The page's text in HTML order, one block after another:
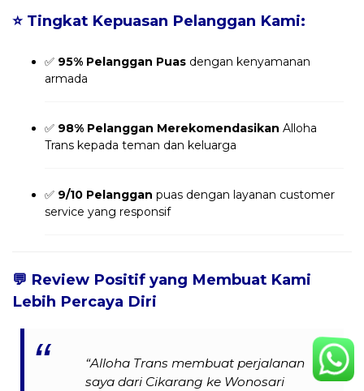
⭐ Tingkat Kepuasan Pelanggan Kami:
✅ 95% Pelanggan Puas dengan kenyamanan
armada
✅ 98% Pelanggan Merekomendasikan Alloha
Trans kepada teman dan keluarga
✅ 9/10 Pelanggan puas dengan layanan customer
service yang responsif
💬 Review Positif yang Membuat Kami
Lebih Percaya Diri
“Alloha Trans membuat perjalanan
saya dari Cikarang ke Wonosari